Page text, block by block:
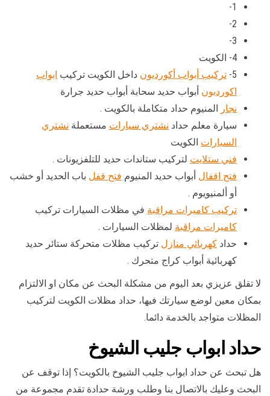
1-
2-
3-
4- الكويت
5- تركيب أبواب أكورديون داخل الكويت تركيب ابواب
اكورديون أبواب حديد سحابة أبواب حديد جرارة
نجار المنيوم حداد متكاملة بالكويت .
سيارة معلم حداد نشتري سيارات مستعملة نشتري
السيارات الكويت
فني ستلايت لتركيب ستاندات حديد للتلفزيونات .
فتح اقفال أبواب حديد المنيوم فتح قفل باب الحديد أو خشب
أو ألمنيويوم .
تركيب كاميرات مراقبة في مظلات السيارات تركيب
كاميرات مراقبة لمظلات السيارات .
حداد كهربائي منازل تركيب مظلات متحركة ستائر حديد
كهربائية أبواب كراج متحرك .
لا تقلق عزيزي بعد اليوم من مشكلة البحث عن مكان او الالتزام
بمكان معين لوضع سيارتك فيها، حداد مظلات الكويت لتركيب
المظلات متواجد بالخدمة دائما.
حداد ابواب جليب الشيوخ
هل تبحث عن حداد ابواب جليب الشيوخ بالكويت؟ إذا توقف عن
البحث وعليك بالاتصال بنا وطلب ورشة حدادة تقدم مجموعة من